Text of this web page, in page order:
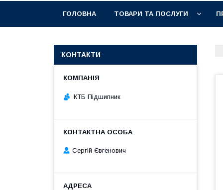
ГОЛОВНА ТОВАРИ ТА ПОСЛУГИ
КОНТАКТИ
КТБ Підшипник
Сергій Євгенович